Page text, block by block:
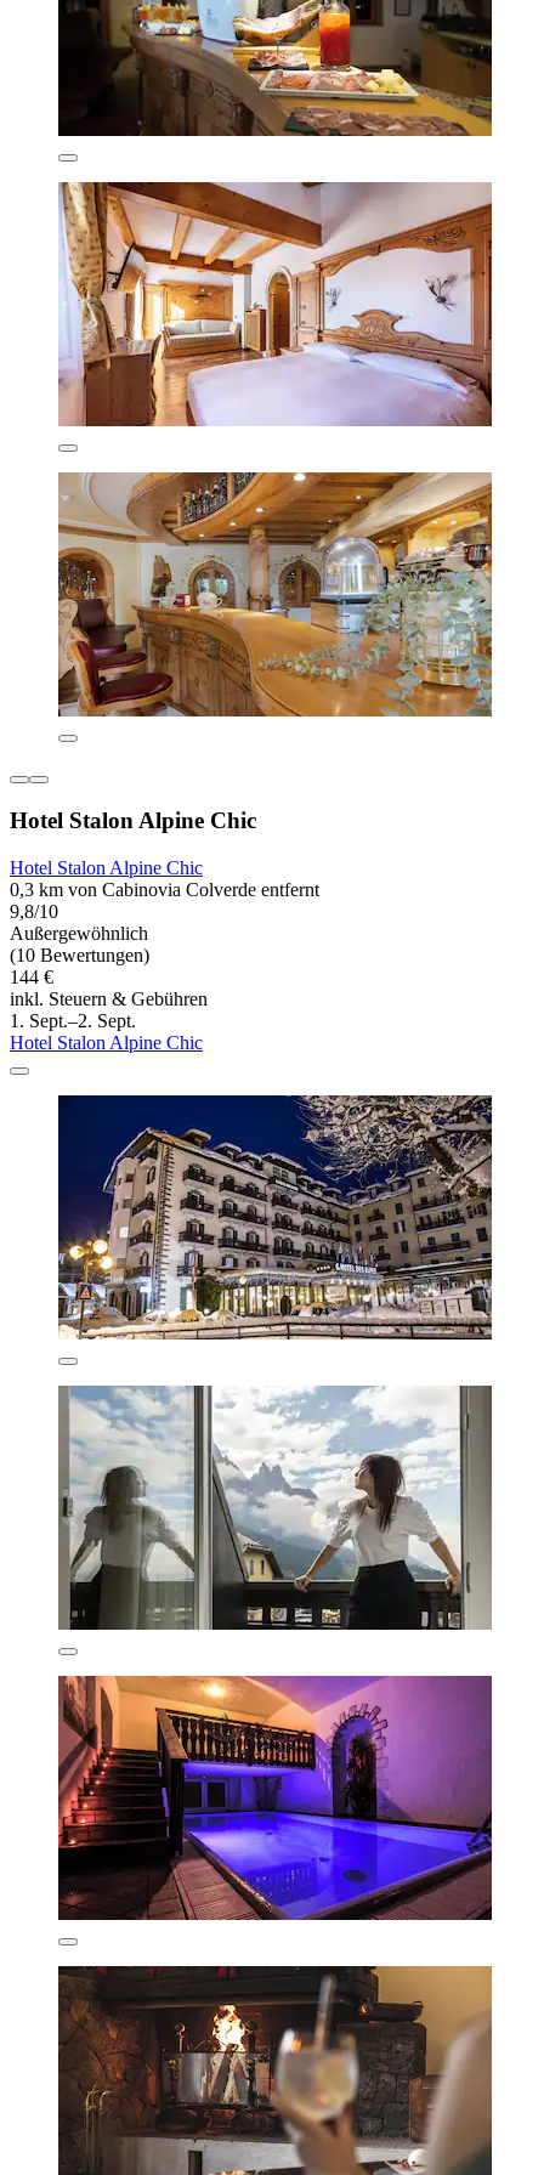
Hotel Stalon Alpine Chic
Hotel Stalon Alpine Chic
0,3 km von Cabinovia Colverde entfernt
9,8/10
Außergewöhnlich
(10 Bewertungen)
144 €
inkl. Steuern & Gebühren
1. Sept.–2. Sept.
Hotel Stalon Alpine Chic